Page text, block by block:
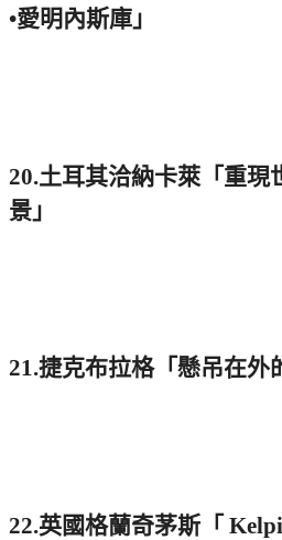
•愛明內斯庫」
20.土耳其洽納卡萊「重現
景」
21.捷克布拉格「懸吊在外
22.英國格蘭奇茅斯「